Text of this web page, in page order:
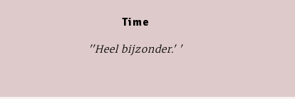
Time
''Heel bijzonder.' '